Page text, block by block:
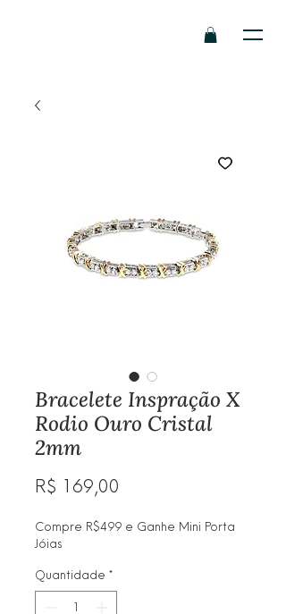
Bracelete Inspração X
Rodio Ouro Cristal
2mm
R$ 169,00
Compre R$499 e Ganhe Mini Porta
Jóias
Quantidade *